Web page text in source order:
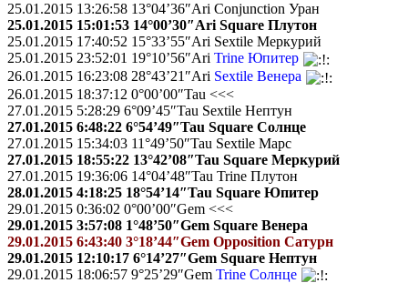
25.01.2015 13:26:58 13°04’36″Ari Conjunction Уран
25.01.2015 15:01:53 14°00’30″Ari Square Плутон
25.01.2015 17:40:52 15°33’55″Ari Sextile Меркурий
25.01.2015 23:52:01 19°10’56″Ari Trine Юпитер
26.01.2015 16:23:08 28°43’21″Ari Sextile Венера
26.01.2015 18:37:12 0°00’00″Tau <<<
27.01.2015 5:28:29 6°09’45″Tau Sextile Нептун
27.01.2015 6:48:22 6°54’49″Tau Square Солнце
27.01.2015 15:34:03 11°49’50″Tau Sextile Марс
27.01.2015 18:55:22 13°42’08″Tau Square Меркурий
27.01.2015 19:36:06 14°04’48″Tau Trine Плутон
28.01.2015 4:18:25 18°54’14″Tau Square Юпитер
29.01.2015 0:36:02 0°00’00″Gem <<<
29.01.2015 3:57:08 1°48’50″Gem Square Венера
29.01.2015 6:43:40 3°18’44″Gem Opposition Сатурн
29.01.2015 12:10:17 6°14’27″Gem Square Нептун
29.01.2015 18:06:57 9°25’29″Gem Trine Солнце